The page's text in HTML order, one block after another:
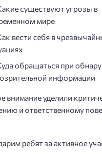
существуют угрозы в
мире
вести себя в
обращаться при
информации
внимание уделили
и ответственному
ребят за активное